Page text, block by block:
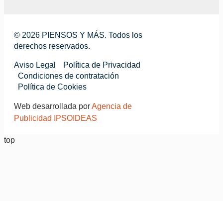
© 2026 PIENSOS Y MÁS. Todos los
derechos reservados.
Aviso Legal
Política de Privacidad
Condiciones de contratación
Política de Cookies
Web desarrollada porAgencia de
Publicidad IPSOIDEAS
top